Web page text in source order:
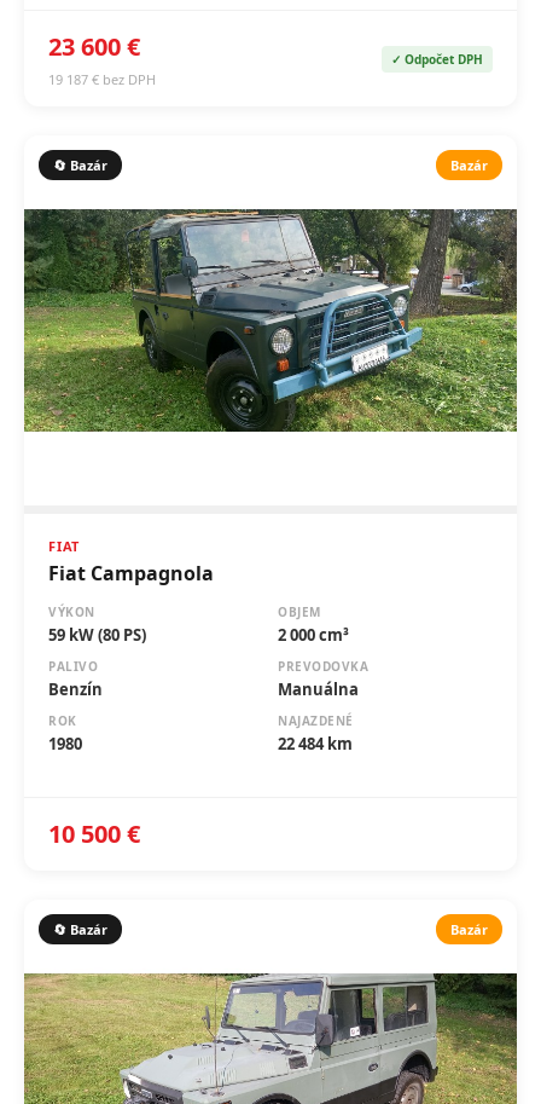
23 600 €
19 187 € bez DPH
✓ Odpočet DPH
🔄 Bazár Bazár
FIAT
Fiat Campagnola
VÝKON
59 kW (80 PS)
OBJEM
2 000 cm³
PALIVO
Benzín
PREVODOVKA
Manuálna
ROK
1980
NAJAZDENÉ
22 484 km
10 500 €
🔄 Bazár Bazár